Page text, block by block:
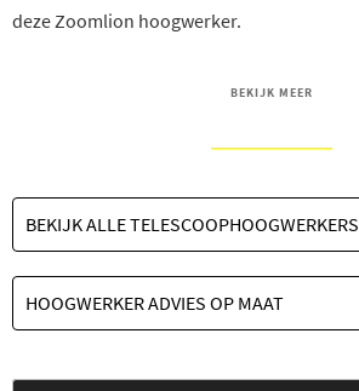
deze Zoomlion hoogwerker.
BEKIJK MEER
BEKIJK ALLE TELESCOOPHOOGWERKERS
HOOGWERKER ADVIES OP MAAT